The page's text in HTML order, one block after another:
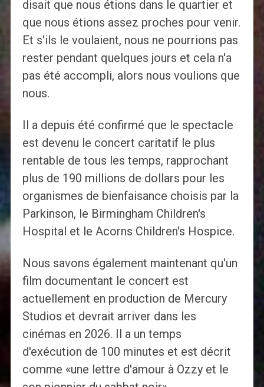
disait que nous étions dans le quartier et
que nous étions assez proches pour venir.
Et s'ils le voulaient, nous ne pourrions pas
rester pendant quelques jours et cela n'a
pas été accompli, alors nous voulions que
nous.
Il a depuis été confirmé que le spectacle
est devenu le concert caritatif le plus
rentable de tous les temps, rapprochant
plus de 190 millions de dollars pour les
organismes de bienfaisance choisis par la
Parkinson, le Birmingham Children's
Hospital et le Acorns Children's Hospice.
Nous savons également maintenant qu'un
film documentant le concert est
actuellement en production de Mercury
Studios et devrait arriver dans les
cinémas en 2026. Il a un temps
d'exécution de 100 minutes et est décrit
comme «une lettre d'amour à Ozzy et le